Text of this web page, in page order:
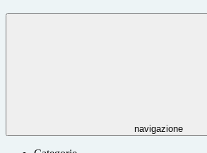
navigazione